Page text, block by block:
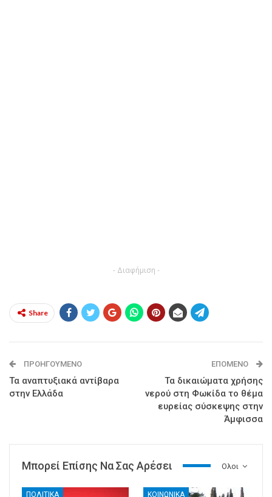
- Διαφήμιση -
Share
ΠΡΟΗΓΟΎΜΕΝΟ
Τα αναπτυξιακά αντίβαρα
στην Ελλάδα
ΕΠΌΜΕΝΟ
Τα δικαιώματα χρήσης
νερού στη Φωκίδα το θέμα
ευρείας σύσκεψης στην
Άμφισσα
Ολοι
Μπορεί Επίσης Να Σας Αρέσει
ΠΟΛΙΤΙΚΑ ΚΟΙΝΩΝΙΚΑ